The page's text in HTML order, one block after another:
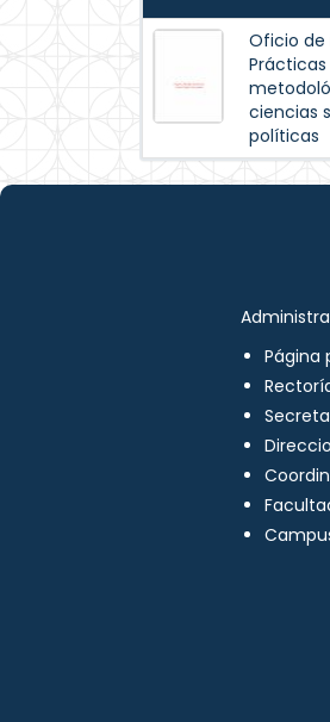
Oficio de
ciencias
políticas
Página